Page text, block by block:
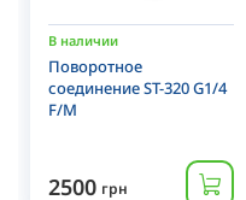
В наличии
Поворотное
соединение ST-320 G1/4
F/M
2500 грн